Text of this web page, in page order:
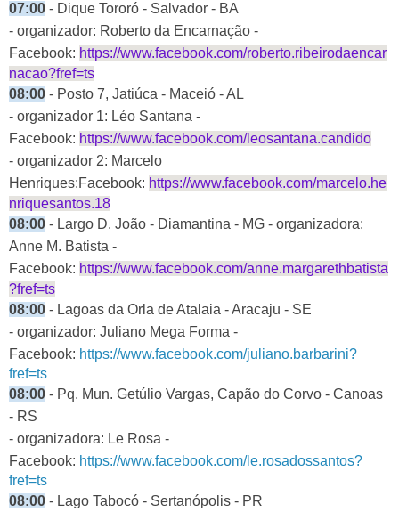
07:00 - Dique Tororó - Salvador - BA
- organizador: Roberto da Encarnação -
Facebook: https://www.facebook.com/roberto.ribeirodaencar
nacao?fref=ts
08:00 - Posto 7, Jatiúca - Maceió - AL
- organizador 1: Léo Santana -
Facebook: https://www.facebook.com/leosantana.candido
- organizador 2: Marcelo
Henriques:Facebook: https://www.facebook.com/marcelo.he
nriquesantos.18
08:00 - Largo D. João - Diamantina - MG - organizadora:
Anne M. Batista -
Facebook: https://www.facebook.com/anne.margarethbatista
?fref=ts
08:00 - Lagoas da Orla de Atalaia - Aracaju - SE
- organizador: Juliano Mega Forma -
Facebook: https://www.facebook.com/juliano.barbarini?
fref=ts
08:00 - Pq. Mun. Getúlio Vargas, Capão do Corvo - Canoas
- RS
- organizadora: Le Rosa -
Facebook: https://www.facebook.com/le.rosadossantos?
fref=ts
08:00 - Lago Tabocó - Sertanópolis - PR